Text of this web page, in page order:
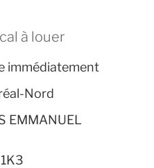
à louer
immédiatement
Nord
EMMANUEL